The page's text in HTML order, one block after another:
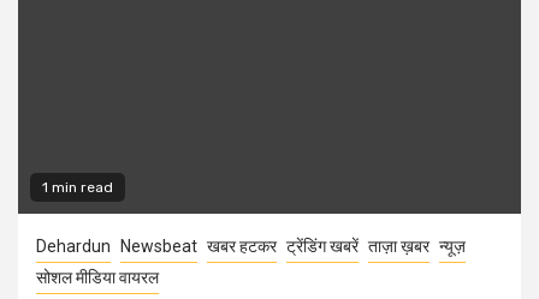
1 min read
Dehardun Newsbeat खबर हटकर ट्रेंडिंग खबरें ताज़ा ख़बर न्यूज़
सोशल मीडिया वायरल